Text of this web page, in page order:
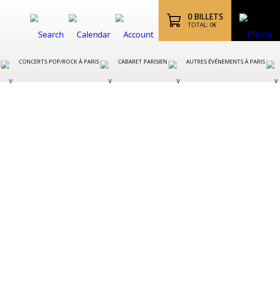
0 BILLETS
TOTAL: 0€
CONCERTS POP/ROCK À PARIS CABARET PARISIEN AUTRES ÉVÉNEMENTS À PARIS